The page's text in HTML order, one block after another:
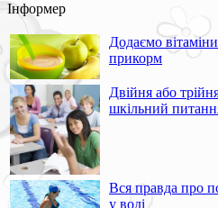
Інформер
Додаємо
прикорм
Двійня або
шкільний
Вся правда про
у воді